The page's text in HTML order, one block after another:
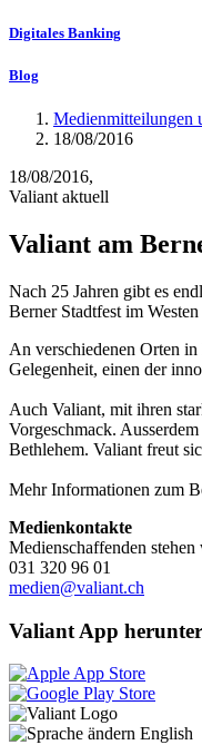
Digitales Banking
Blog
Medienmitteilungen
18/08/2016
18/08/2016,
Valiant aktuell
Valiant am
Nach 25 Jahren gibt es
Berner Stadtfest im
An verschiedenen Orten
Gelegenheit, einen der
Auch Valiant, mit ihren
Vorgeschmack.
Bethlehem. Valiant freut
Mehr Informationen zum
Medienkontakte
Medienschaffenden
031 320 96 01
medien@valiant.ch
Valiant App
English